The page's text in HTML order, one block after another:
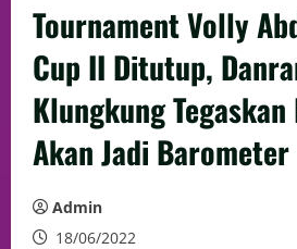
Tournament Volly
Cup II Ditutup,
Klungkung
Akan Jadi Barometer
Admin
18/06/2022